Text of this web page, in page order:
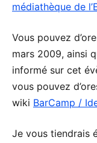
médiathèque de
Vous pouvez
mars 2009, ainsi
informé sur cet
vous pouvez
wiki BarCamp /
Je vous tiendrais